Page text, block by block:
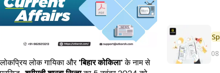
लोकप्रिय लोक गायिका और'बिहार कोकिला'के नाम से